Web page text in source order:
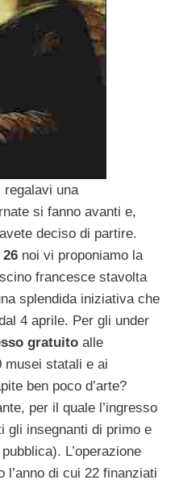
una
si fanno avanti e,
deciso di partire.
26 noi vi proponiamo la
francesce stavolta
splendida iniziativa che
4 aprile. Per gli under
gratuito alle
musei statali e ai
ben poco d’arte?
per il quale l’ingresso
gli insegnanti di primo e
L’operazione
l’anno di cui 22 finanziati